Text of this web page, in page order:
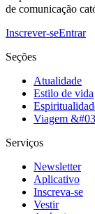
de comunicação
Inscrever-seEntrar
Seções
Atualidade
Estilo de vida
Viagem
Serviços
Newsletter
Aplicativo
Inscreva-se
Vestir